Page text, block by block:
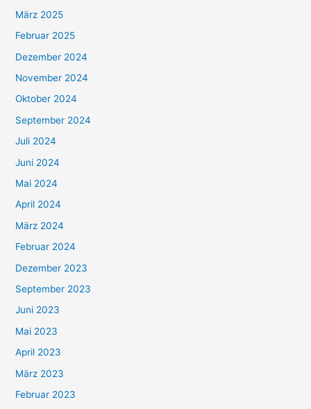
März 2025
Februar 2025
Dezember 2024
November 2024
Oktober 2024
September 2024
Juli 2024
Juni 2024
Mai 2024
April 2024
März 2024
Februar 2024
Dezember 2023
September 2023
Juni 2023
Mai 2023
April 2023
März 2023
Februar 2023